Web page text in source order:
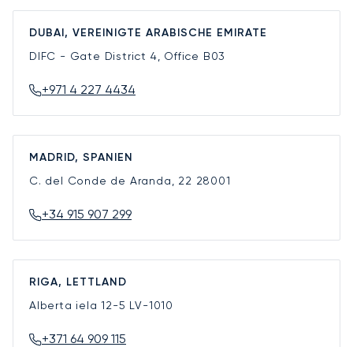
DUBAI, VEREINIGTE ARABISCHE EMIRATE
DIFC - Gate District 4, Office B03
+971 4 227 4434
MADRID, SPANIEN
C. del Conde de Aranda, 22 28001
+34 915 907 299
RIGA, LETTLAND
Alberta iela 12-5 LV-1010
+371 64 909 115